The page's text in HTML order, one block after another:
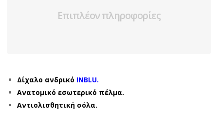
Επιπλέον πληροφορίες
Δίχαλο ανδρικό INBLU.
Ανατομικό εσωτερικό πέλμα.
Αντιολισθητική σόλα.